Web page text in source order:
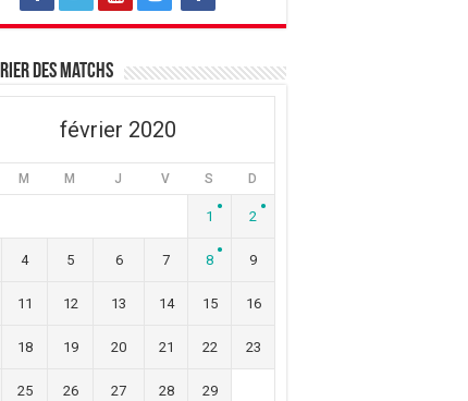
des matchs
février 2020
M M J V S D
1 2
4 5 6 7 8 9
11 12 13 14 15 16
18 19 20 21 22 23
25 26 27 28 29